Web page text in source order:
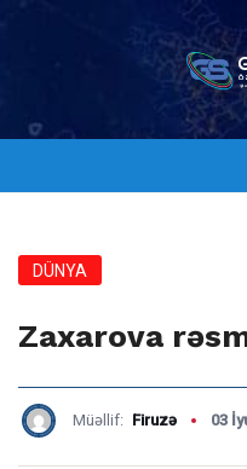
DÜNYA
Zaxarova
Müəllif: Firuzə 03